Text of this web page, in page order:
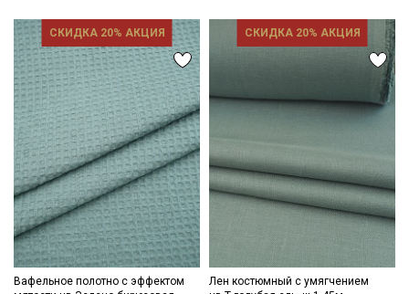
СКИДКА 20% АКЦИЯ
Вафельное полотно с эффектом
СКИДКА 20% АКЦИЯ
Лен костюмный с умягчением